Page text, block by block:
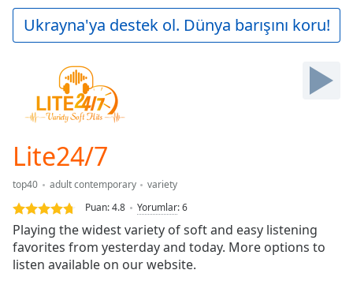
Play
Video
Forward
Current
Time 0:00
Duration
Loaded:
0.00%
Stream
TypeLIVE
Ukrayna'ya destek ol. Dünya barışını koru!
Lite24/7
top40 adult contemporary
variety
Puan:4.8 Yorumlar:6
Playing the widest variety of soft and easy listening
favorites from yesterday and today. More options to
listen available on our website.